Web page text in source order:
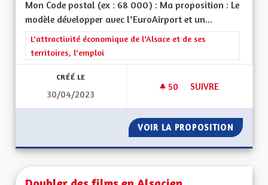
Mon Code postal (ex : 68 000) : Ma proposition : Le
modèle développer avec l‘EuroAirport et un...
Filtrer les résultats de la catégorie : L'attractivité
L'attractivité économique de l'Alsace et de ses
territoires, l'emploi
CRÉÉ LE
30/04/2023
50 50 ABONNÉS
SUIVRE
VOIR LA PROPOSITION